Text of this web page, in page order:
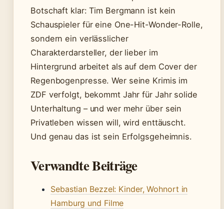
Botschaft klar: Tim Bergmann ist kein
Schauspieler für eine One-Hit-Wonder-Rolle,
sondern ein verlässlicher
Charakterdarsteller, der lieber im
Hintergrund arbeitet als auf dem Cover der
Regenbogenpresse. Wer seine Krimis im
ZDF verfolgt, bekommt Jahr für Jahr solide
Unterhaltung – und wer mehr über sein
Privatleben wissen will, wird enttäuscht.
Und genau das ist sein Erfolgsgeheimnis.
Verwandte Beiträge
Sebastian Bezzel: Kinder, Wohnort in
Hamburg und Filme